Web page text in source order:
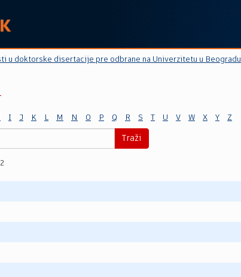
u doktorske disertacije pre odbrane na Univerzitetu u Beogradu
I J K L M N O P Q R S T U V W X Y Z
Traži